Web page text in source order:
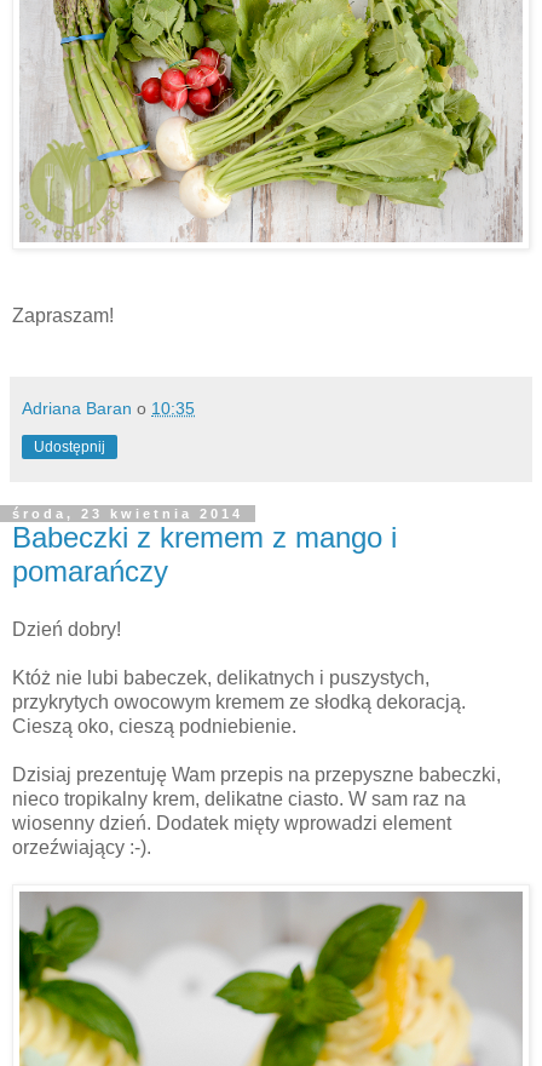
Zapraszam!
Adriana Baran o 10:35
Udostępnij
środa, 23 kwietnia 2014
Babeczki z kremem z mango i
pomarańczy
Dzień dobry!
Któż nie lubi babeczek, delikatnych i puszystych,
przykrytych owocowym kremem ze słodką dekoracją.
Cieszą oko, cieszą podniebienie.
Dzisiaj prezentuję Wam przepis na przepyszne babeczki,
nieco tropikalny krem, delikatne ciasto. W sam raz na
wiosenny dzień. Dodatek mięty wprowadzi element
orzeźwiający :-).